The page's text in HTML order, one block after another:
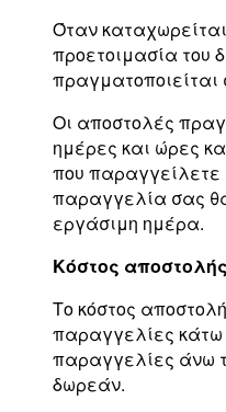
Όταν
προετοιμασία του
Οι αποστολές
ημέρες και ώρες
που παραγγείλετε
παραγγελία σας
εργάσιμη ημέρα.
Κόστος αποστολής
Το κόστος
παραγγελίες κάτω
παραγγελίες άνω
δωρεάν.